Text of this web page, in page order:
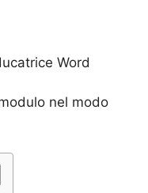
Word
nel modo